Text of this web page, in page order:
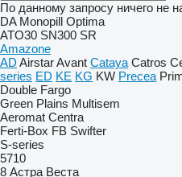
По данному запросу ничего не
DA Monopill Optima
ATO30 SN300 SR
Amazone
AD AirstarAvant Cataya Catros
series ED KE KG KW Precea
Double Fargo
Green Plains Multisem
Aeromat Centra
Ferti-Box FB Swifter
S-series
5710
8 Астра Веста